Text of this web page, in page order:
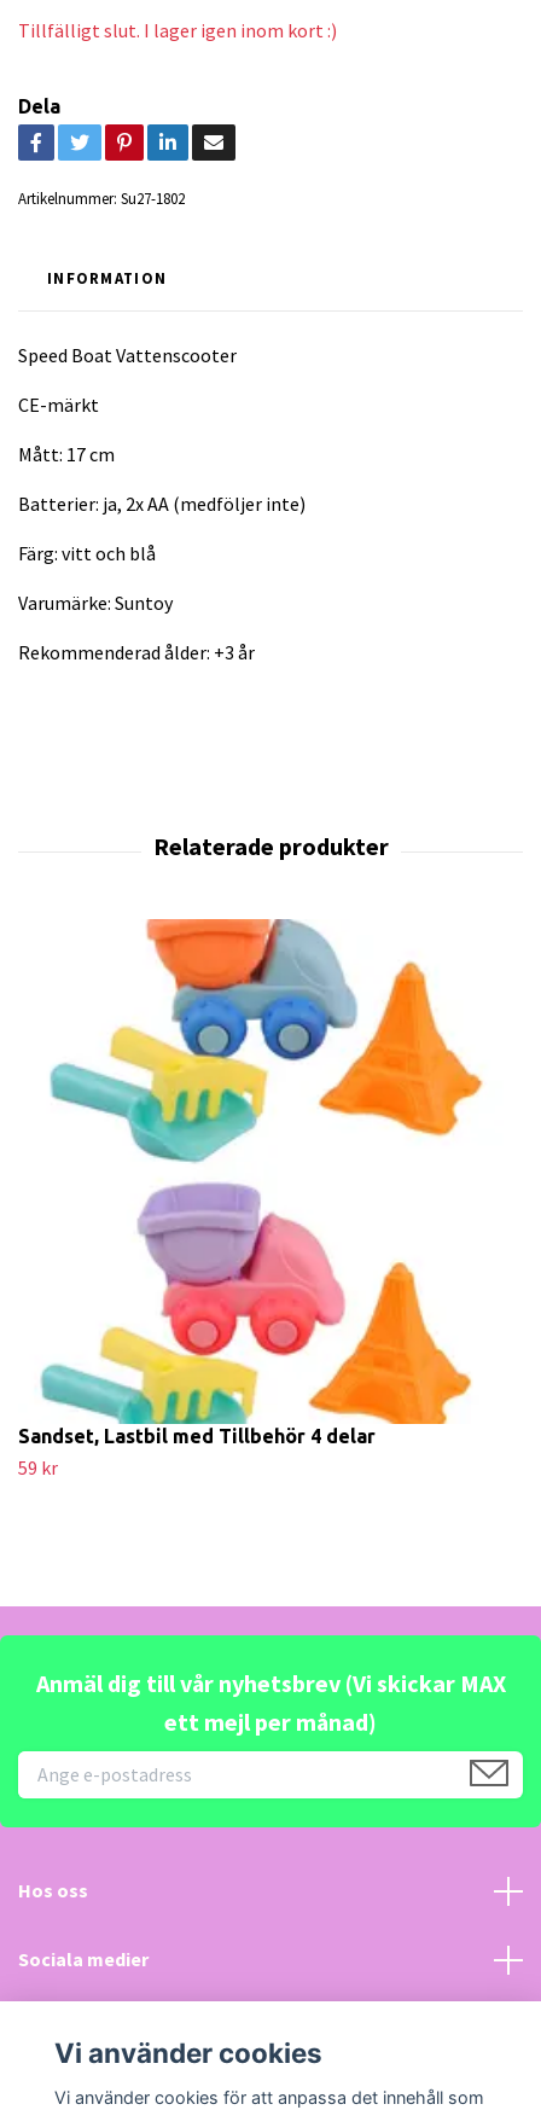
Tillfälligt slut. I lager igen inom kort :)
Dela
Artikelnummer: Su27-1802
INFORMATION
Speed Boat Vattenscooter
CE-märkt
Mått: 17 cm
Batterier: ja, 2x AA (medföljer inte)
Färg: vitt och blå
Varumärke: Suntoy
Rekommenderad ålder: +3 år
Sandset, Lastbil med Tillbehör 4 delar
59 kr
Anmäl dig till vår nyhetsbrev (Vi skickar MAX
ett mejl per månad)
Hos oss
Sociala medier
Läs mer
Vi använder cookies
Vi använder cookies för att anpassa det innehåll som